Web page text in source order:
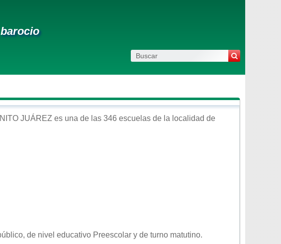
JUÁREZ es una de las 346 escuelas de la localidad de
, de nivel educativo Preescolar y de turno matutino.